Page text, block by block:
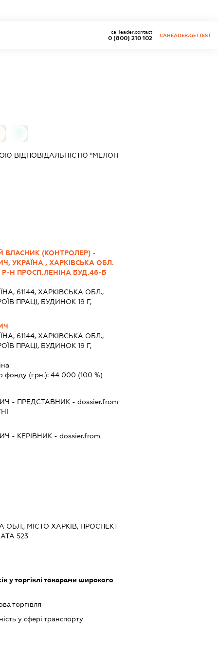
0 (800) 210 102
caHeader.contact
CAHEADER.GETTEST
ВІДПОВІДАЛЬНІСТЮ "МЕЛОН
ВЛАСНИК (КОНТРОЛЕР) -
УКРАЇНА , ХАРКІВСЬКА ОБЛ.
Н ПРОСП.ЛЕНІНА БУД.46-Б
61144, ХАРКІВСЬКА ОБЛ.,
ПРАЦІ, БУДИНОК 19 Г,
61144, ХАРКІВСЬКА ОБЛ.,
ПРАЦІ, БУДИНОК 19 Г,
фонду (грн.):44 000 (100 %)
- ПРЕДСТАВНИК - dossier.from
- КЕРІВНИК - dossier.from
ОБЛ., МІСТО ХАРКІВ, ПРОСПЕКТ
523
у торгівлі товарами широкого
торгівля
у сфері транспорту